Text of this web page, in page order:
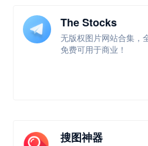
The Stocks
无版权图片网站合集，
免费可用于商业！
搜图神器